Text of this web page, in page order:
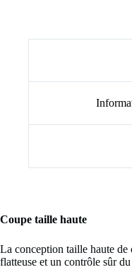
Coupe taille haute
La conception taille haute
flatteuse et un contrôle sûr